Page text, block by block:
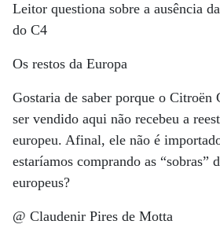
Leitor questiona sobre a ausência
do C4
Os restos da Europa
Gostaria de saber porque o Citroën
ser vendido aqui não recebeu a
europeu. Afinal, ele não é
estaríamos comprando as “sobras”
europeus?
@ Claudenir Pires de Motta